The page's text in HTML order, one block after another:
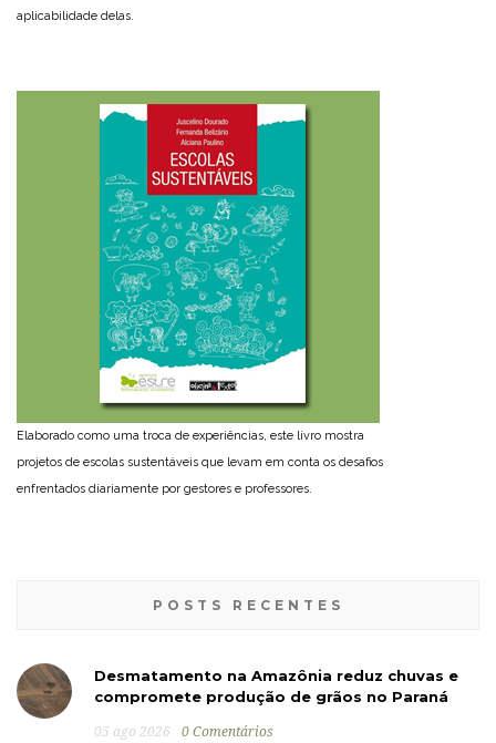
aplicabilidade delas.
Elaborado como uma troca de experiências, este livro mostra
projetos de escolas sustentáveis que levam em conta os desafios
enfrentados diariamente por gestores e professores.
POSTS RECENTES
Desmatamento na Amazônia reduz chuvas e
compromete produção de grãos no Paraná
05 ago 2026 0 Comentários